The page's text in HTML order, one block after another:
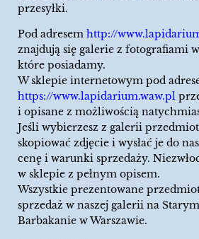
przesyłki.
Pod adresem http://
znajdują się galerie z fotografiami
które posiadamy.
W sklepie internetowym pod
https://www.lapidarium.waw.pl
i opisane z możliwością
Jeśli wybierzesz z galerii
skopiować zdjęcie i wysłać je do
cenę i warunki sprzedaży.
w sklepie z pełnym opisem.
Wszystkie prezentowane
sprzedaż w naszej galerii na
Barbakanie w Warszawie.